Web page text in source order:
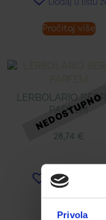
Privola
Dodaj u listu
Pročitaj više
LERBOLARIO
PARFEM
28,74 €
Dodaj u listu